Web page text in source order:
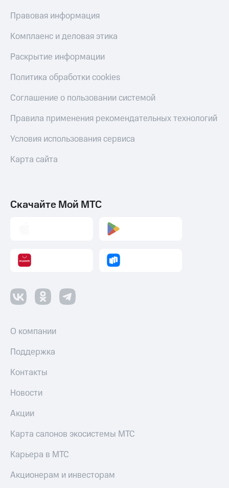
Правовая информация
Комплаенс и деловая этика
Раскрытие информации
Политика обработки cookies
Соглашение о пользовании системой
Правила применения рекомендательных технологий
Условия использования сервиса
Карта сайта
Скачайте Мой МТС
О компании
Поддержка
Контакты
Новости
Акции
Карта салонов экосистемы МТС
Карьера в МТС
Акционерам и инвесторам